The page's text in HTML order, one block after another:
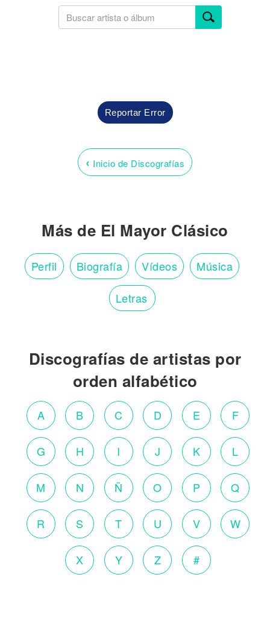
Reportar Error
‹ Inicio de Discografías
Más de El Mayor Clásico
Perfil Biografía Vídeos Música
Letras
Discografías de artistas por
orden alfabético
A B C D E F
G H I J K L
M N Ñ O P Q
R S T U V W
X Y Z #